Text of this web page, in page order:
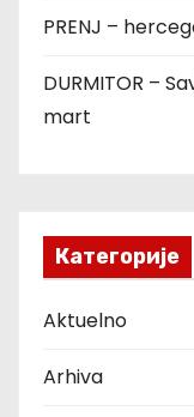
а
к
а
PRENJ –
DURMITOR –
mart
Категорије
Aktuelno
Arhiva